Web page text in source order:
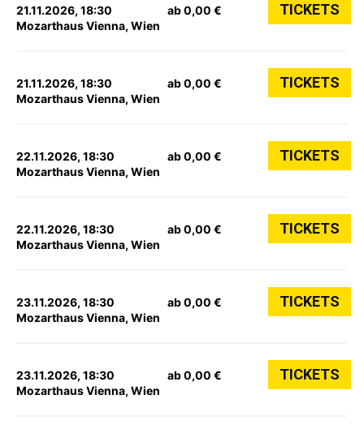
21.11.2026, 18:30
Mozarthaus Vienna, Wien
ab 0,00 € TICKETS
21.11.2026, 18:30
Mozarthaus Vienna, Wien
ab 0,00 € TICKETS
22.11.2026, 18:30
Mozarthaus Vienna, Wien
ab 0,00 € TICKETS
22.11.2026, 18:30
Mozarthaus Vienna, Wien
ab 0,00 € TICKETS
23.11.2026, 18:30
Mozarthaus Vienna, Wien
ab 0,00 € TICKETS
23.11.2026, 18:30
Mozarthaus Vienna, Wien
ab 0,00 € TICKETS